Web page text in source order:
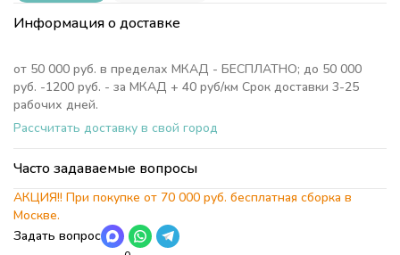
Информация о доставке
от 50 000 руб. в пределах МКАД - БЕСПЛАТНО; до 50 000
руб. -1200 руб. - за МКАД + 40 руб/км Срок доставки 3-25
рабочих дней.
Рассчитать доставку в свой город
Часто задаваемые вопросы
АКЦИЯ!! При покупке от 70 000 руб. бесплатная сборка в
Москве.
Задать вопрос